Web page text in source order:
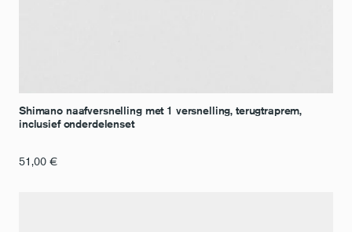
Shimano naafversnelling met 1 versnelling, terugtraprem,
inclusief onderdelenset
51,00 €